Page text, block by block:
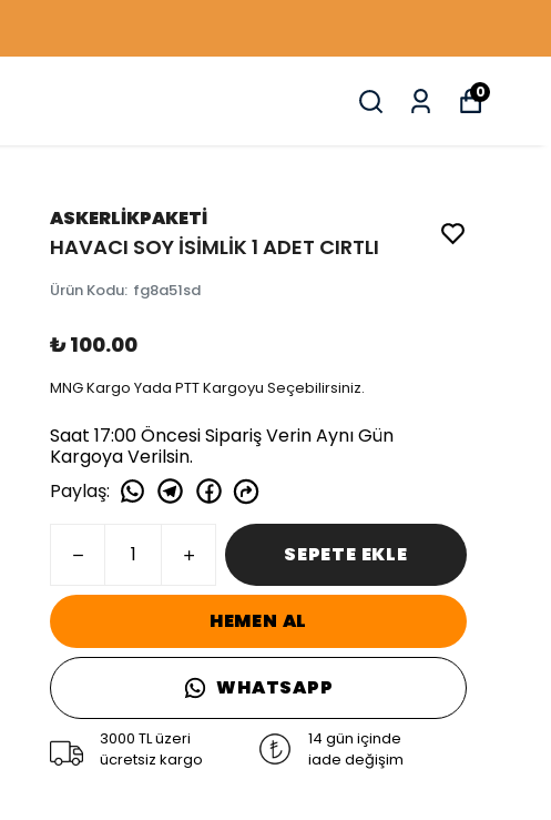
0
ASKERLİKPAKETİ
HAVACI SOY İSİMLİK 1 ADET CIRTLI
Ürün Kodu: fg8a51sd
₺ 100.00
MNG Kargo Yada PTT Kargoyu Seçebilirsiniz.
Saat 17:00 Öncesi Sipariş Verin Aynı Gün
Kargoya Verilsin.
Paylaş:
SEPETE EKLE
HEMEN AL
WHATSAPP
3000 TL üzeri
ücretsiz kargo
14 gün içinde
iade değişim